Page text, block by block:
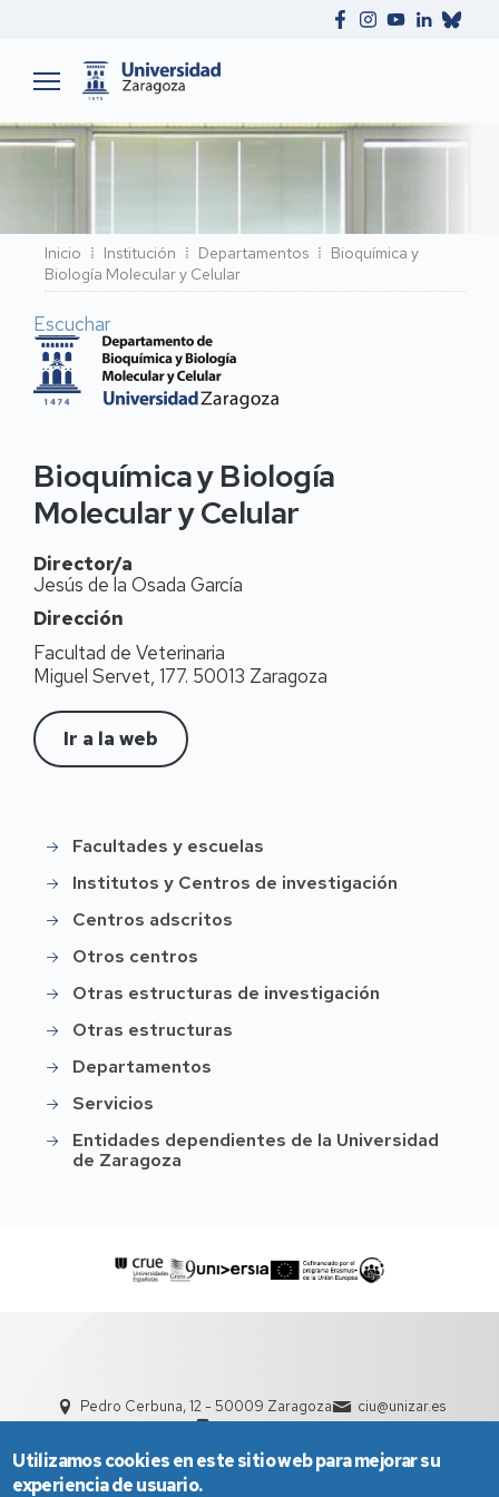
Ruta
de
navegación
Inicio Institución Departamentos
Bioquímica y
Biología Molecular y Celular
Escuchar
Bioquímica y Biología
Molecular y Celular
Director/a
Jesús de la Osada García
Dirección
Facultad de Veterinaria
Miguel Servet, 177. 50013 Zaragoza
Ir a la web
Instittución
Facultades y escuelas
Institutos y Centros de investigación
Centros adscritos
Otros centros
Otras estructuras de investigación
Otras estructuras
Departamentos
Servicios
Entidades dependientes de la Universidad
de Zaragoza
Pedro Cerbuna, 12 - 50009 Zaragoza
ciu@unizar.es
Utilizamos cookies en este sitio web para mejorar su
experiencia de usuario.